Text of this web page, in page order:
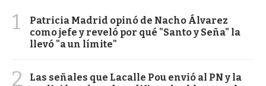
1
Patricia Madrid opinó de Nacho Álvarez
como jefe y reveló por qué "Santo y Seña" la
llevó "a un límite"
2
Las señales que Lacalle Pou envió al PN y la